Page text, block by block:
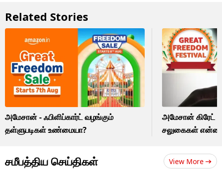
Related Stories
அமேசான் - ஃபிளிப்கார்ட் வழங்கும்
தள்ளுபடிகள் உண்மையா?
அமேசான் கிரேட்
சலுகைகள்
சமீபத்திய செய்திகள் View More